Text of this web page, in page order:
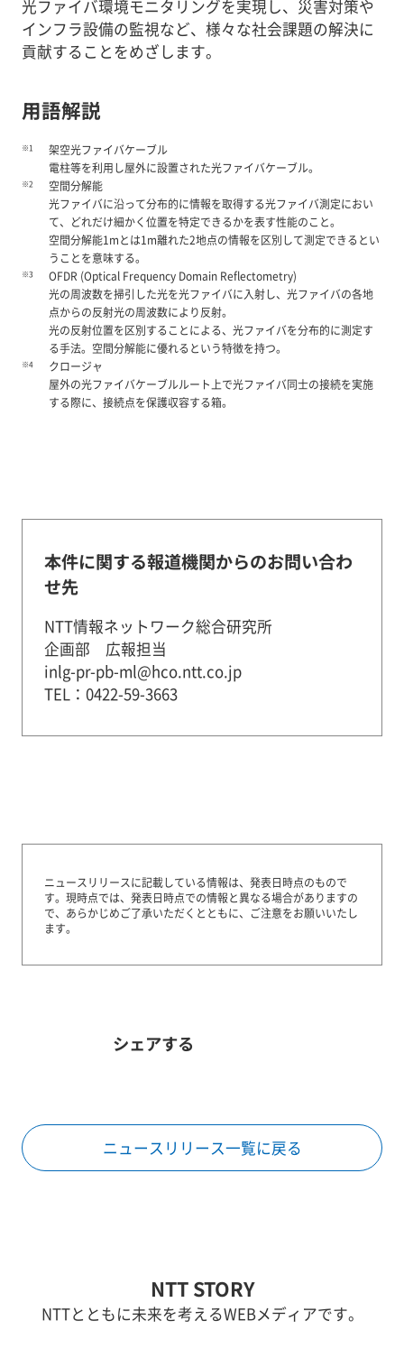
光ファイバ環境モニタリングを実現し、災害対策や
インフラ設備の監視など、様々な社会課題の解決に
貢献することをめざします。
用語解説
※1
架空光ファイバケーブル
電柱等を利用し屋外に設置された光ファイバケーブル。
※2
空間分解能
光ファイバに沿って分布的に情報を取得する光ファイバ測定におい
て、どれだけ細かく位置を特定できるかを表す性能のこと。
空間分解能1mとは1m離れた2地点の情報を区別して測定できるとい
うことを意味する。
※3
OFDR (Optical Frequency Domain Reflectometry)
光の周波数を掃引した光を光ファイバに入射し、光ファイバの各地
点からの反射光の周波数により反射。
光の反射位置を区別することによる、光ファイバを分布的に測定す
る手法。空間分解能に優れるという特徴を持つ。
※4
クロージャ
屋外の光ファイバケーブルルート上で光ファイバ同士の接続を実施
する際に、接続点を保護収容する箱。
本件に関する報道機関からのお問い合わ
せ先
NTT情報ネットワーク総合研究所
企画部 広報担当
inlg-pr-pb-ml@hco.ntt.co.jp
TEL：0422-59-3663
ニュースリリースに記載している情報は、発表日時点のもので
す。 現時点では、発表日時点での情報と異なる場合がありますの
で、あらかじめご了承いただくとともに、ご注意をお願いいたし
ます。
シェアする
ニュースリリース一覧に戻る
NTT STORY
NTTとともに未来を考えるWEBメディアです。